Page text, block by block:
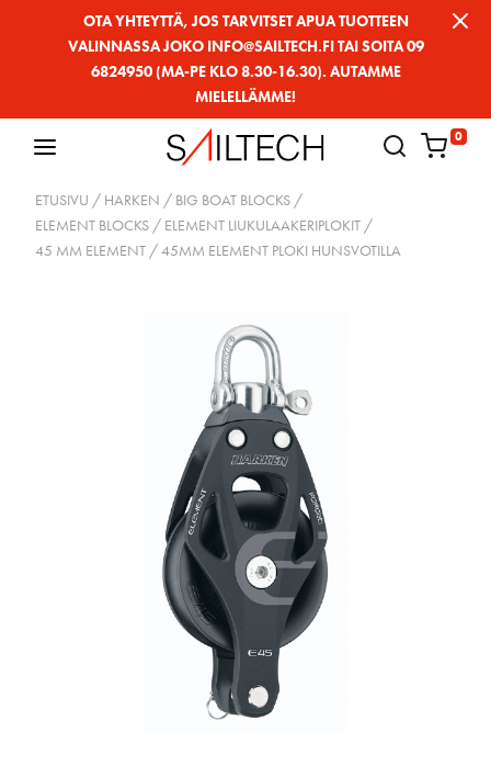
OTA YHTEYTTÄ, JOS TARVITSET APUA TUOTTEEN
VALINNASSA JOKO INFO@SAILTECH.FI TAI SOITA 09
6824950 (MA-PE KLO 8.30-16.30). AUTAMME
MIELELLÄMME!
0
ETUSIVU / HARKEN / BIG BOAT BLOCKS /
ELEMENT BLOCKS / ELEMENT LIUKULAAKERIPLOKIT /
45 MM ELEMENT / 45MM ELEMENT PLOKI HUNSVOTILLA